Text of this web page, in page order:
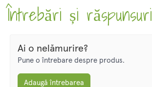
Întrebări și răspunsuri
Ai o nelămurire?
Pune o întrebare despre produs.
Adaugă întrebarea